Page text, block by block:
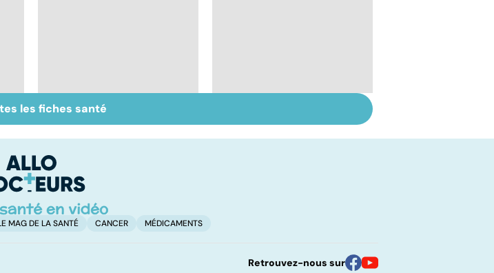
Prévenir et soigner
les IST
infections
les fiches santé
MAG DE LA SANTÉ CANCER MÉDICAMENTS
Retrouvez-nous sur